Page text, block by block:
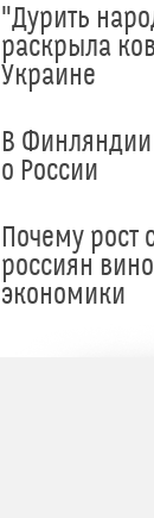
"Дурить
раскрыла
Украине
В
о России
Почему рост
россиян
экономики